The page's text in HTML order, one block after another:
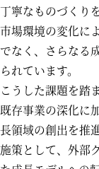
丁寧なものづくり
市場環境の変化に
でなく、さらなる
られています。
こうした課題を踏
既存事業の深化に
長領域の創出を推
施策として、外部